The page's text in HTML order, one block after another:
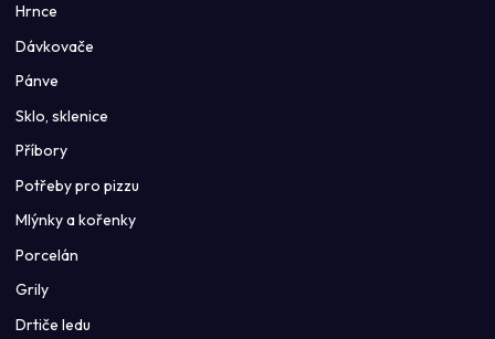
Hrnce
Dávkovače
Pánve
Sklo, sklenice
Příbory
Potřeby pro pizzu
Mlýnky a kořenky
Porcelán
Grily
Drtiče ledu